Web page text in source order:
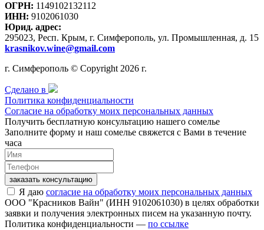
ОГРН: 1149102132112
ИНН: 9102061030
Юрид. адрес:
295023, Респ. Крым, г. Симферополь, ул. Промышленная, д. 15
krasnikov.wine@gmail.com
г. Симферополь © Copyright 2026 г.
Сделано в
Политика конфиденциальности
Согласие на обработку моих персональных данных
Получить бесплатную консультацию нашего сомелье
Заполните форму и наш сомелье свяжется с Вами в течение
часа
заказать консультацию
Я даю согласие на обработку моих персональных данных
ООО "Красников Вайн" (ИНН 9102061030) в целях обработки
заявки и получения электронных писем на указанную почту.
Политика конфиденциальности — по ссылке